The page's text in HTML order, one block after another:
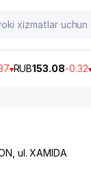
RUB153.08-0.32
ul. XAMIDA